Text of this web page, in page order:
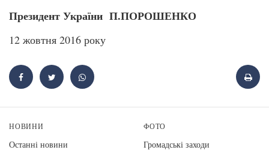
Президент України П.ПОРОШЕНКО
12 жовтня 2016 року
НОВИНИ
Останні новини
ФОТО
Громадські заходи